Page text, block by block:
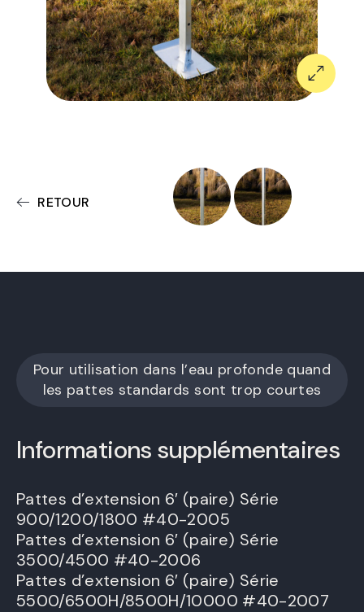
RETOUR
Pour utilisation dans l’eau profonde quand
les pattes standards sont trop courtes
Informations supplémentaires
Pattes d’extension 6′ (paire) Série
900/1200/1800 #40-2005
Pattes d’extension 6′ (paire) Série
3500/4500 #40-2006
Pattes d’extension 6′ (paire) Série
5500/6500H/8500H/10000 #40-2007